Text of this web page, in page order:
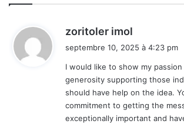
zoritoler imol
:
septembre 10, 2025 à 4:23 pm
I would like to show my
generosity supporting those
should have help on the idea.
commitment to getting the
exceptionally important and